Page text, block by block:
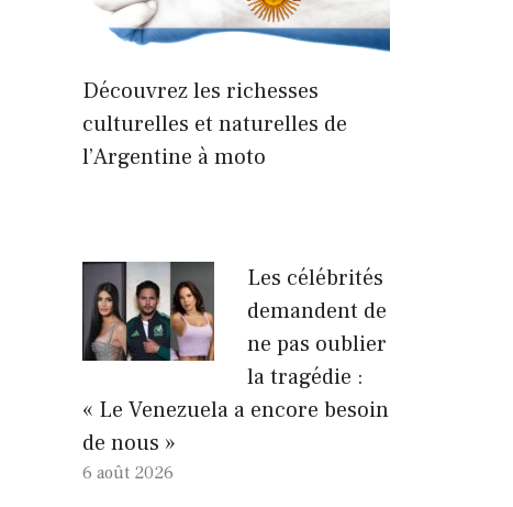
Découvrez les richesses
culturelles et naturelles de
l’Argentine à moto
Les célébrités
demandent de
ne pas oublier
la tragédie :
« Le Venezuela a encore besoin
de nous »
6 août 2026